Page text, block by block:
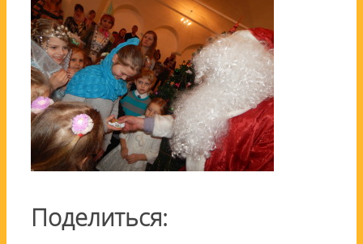
Поделиться: